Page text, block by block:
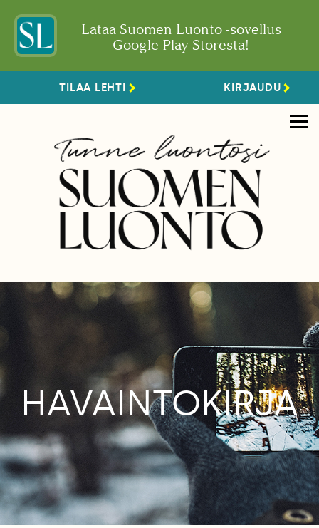
Lataa Suomen Luonto -sovellus
Google Play Storesta!
TILAA LEHTI KIRJAUDU
HAVAINTOKIRJA